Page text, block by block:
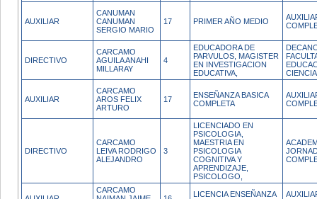
AUXILIAR
CANUMAN
CANUMAN
SERGIO MARIO
17 PRIMER AÑO MEDIO
DIRECTIVO
CARCAMO
AGUILA ANAHI
MILLARAY
4
EDUCADORA DE
PARVULOS, MAGISTER
EN INVESTIGACION
EDUCATIVA,
AUXILIAR
CARCAMO
AROS FELIX
ARTURO
17
ENSEÑANZA BASICA
COMPLETA
DIRECTIVO
CARCAMO
LEIVA RODRIGO
ALEJANDRO
3
LICENCIADO EN
PSICOLOGIA,
MAESTRIA EN
PSICOLOGIA
COGNITIVA Y
APRENDIZAJE,
PSICOLOGO,
CARCAMO
LICENCIA ENSEÑANZA